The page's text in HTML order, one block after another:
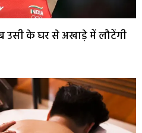
उसी के घर से अखाड़े में लौटेंगी